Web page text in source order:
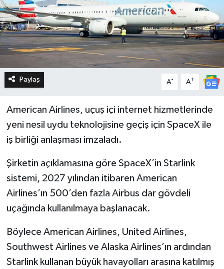
Paylaş A- A+
American Airlines, uçuş içi internet hizmetlerinde
yeni nesil uydu teknolojisine geçiş için SpaceX ile
iş birliği anlaşması imzaladı.
Şirketin açıklamasına göre SpaceX’in Starlink
sistemi, 2027 yılından itibaren American
Airlines’ın 500’den fazla Airbus dar gövdeli
uçağında kullanılmaya başlanacak.
Böylece American Airlines, United Airlines,
Southwest Airlines ve Alaska Airlines’ın ardından
Starlink kullanan büyük havayolları arasına katılmış